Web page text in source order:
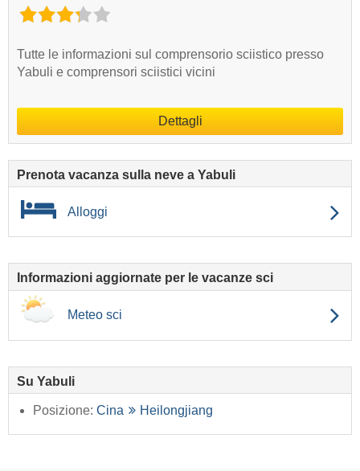
Tutte le informazioni sul comprensorio sciistico presso
Yabuli e comprensori sciistici vicini
Dettagli
Prenota vacanza sulla neve a Yabuli
Alloggi
Informazioni aggiornate per le vacanze sci
Meteo sci
Su Yabuli
Posizione: Cina Heilongjiang